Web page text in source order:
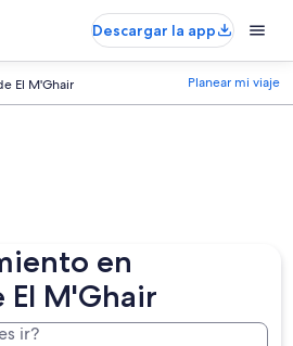
Descargar la app
El M'Ghair Planear mi viaje
en
El M'Ghair
ir?